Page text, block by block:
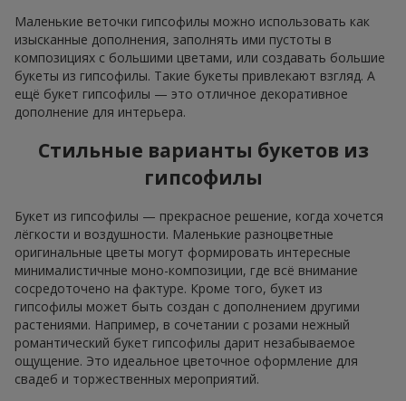
Маленькие веточки гипсофилы можно использовать как
изысканные дополнения, заполнять ими пустоты в
композициях с большими цветами, или создавать большие
букеты из гипсофилы. Такие букеты привлекают взгляд. А
ещё букет гипсофилы — это отличное декоративное
дополнение для интерьера.
Стильные варианты букетов из
гипсофилы
Букет из гипсофилы — прекрасное решение, когда хочется
лёгкости и воздушности. Маленькие разноцветные
оригинальные цветы могут формировать интересные
минималистичные моно-композиции, где всё внимание
сосредоточено на фактуре. Кроме того, букет из
гипсофилы может быть создан с дополнением другими
растениями. Например, в сочетании с розами нежный
романтический букет гипсофилы дарит незабываемое
ощущение. Это идеальное цветочное оформление для
свадеб и торжественных мероприятий.